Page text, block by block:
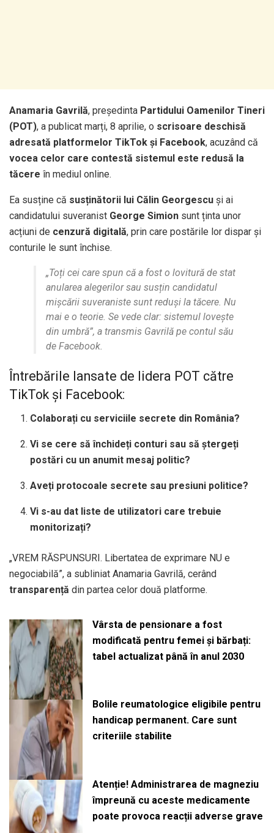
Anamaria Gavrilă, președinta Partidului Oamenilor Tineri
(POT), a publicat marți, 8 aprilie, o scrisoare deschisă
adresată platformelor TikTok și Facebook, acuzând că
vocea celor care contestă sistemul este redusă la
tăcere în mediul online.
Ea susține că susținătorii lui Călin Georgescu și ai
candidatului suveranist George Simion sunt ținta unor
acțiuni de cenzură digitală, prin care postările lor dispar și
conturile le sunt închise.
„Toți cei care spun că a fost o lovitură de stat
anularea alegerilor sau susțin candidatul
mișcării suveraniste sunt reduși la tăcere. Nu
mai e o teorie. Se vede clar: sistemul lovește
din umbră”, a transmis Gavrilă pe contul său
de Facebook.
Întrebările lansate de lidera POT către
TikTok și Facebook:
Colaborați cu serviciile secrete din România?
Vi se cere să închideți conturi sau să ștergeți
postări cu un anumit mesaj politic?
Aveți protocoale secrete sau presiuni politice?
Vi s-au dat liste de utilizatori care trebuie
monitorizați?
„VREM RĂSPUNSURI. Libertatea de exprimare NU e
negociabilă”, a subliniat Anamaria Gavrilă, cerând
transparență din partea celor două platforme.
Vârsta de pensionare a fost
modificată pentru femei și bărbați:
tabel actualizat până în anul 2030
Bolile reumatologice eligibile pentru
handicap permanent. Care sunt
criteriile stabilite
Atenție! Administrarea de magneziu
împreună cu aceste medicamente
poate provoca reacții adverse grave